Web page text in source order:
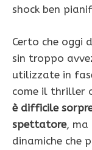
shock ben
Certo che oggi
sin troppo
utilizzate in
come il thriller
è difficile
spettatore, ma
dinamiche che